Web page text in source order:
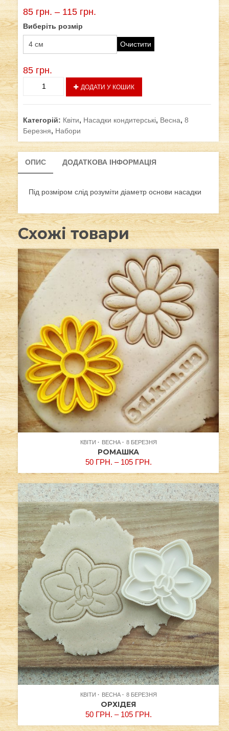
85 грн. – 115 грн.
Виберіть розмір
Очистити
85 грн.
для
квітів
кількість
ДОДАТИ У КОШИК
Категорій: Квіти, Насадки кондитерські, Весна, 8
Березня, Набори
ОПИС ДОДАТКОВА ІНФОРМАЦІЯ
Під розміром слід розуміти діаметр основи насадки
Схожі товари
КВІТИ ВЕСНА 8 БЕРЕЗНЯ
РОМАШКА
50 ГРН. – 105 ГРН.
КВІТИ ВЕСНА 8 БЕРЕЗНЯ
ОРХІДЕЯ
50 ГРН. – 105 ГРН.